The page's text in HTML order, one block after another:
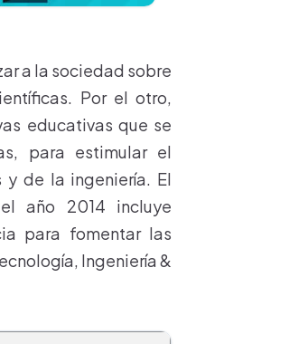
a la sociedad sobre
Por el otro,
educativas que se
para estimular el
de la ingeniería. El
año 2014 incluye
para fomentar las
Ingeniería &